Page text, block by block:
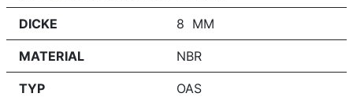
DICKE 8 MM
MATERIAL NBR
TYP OAS